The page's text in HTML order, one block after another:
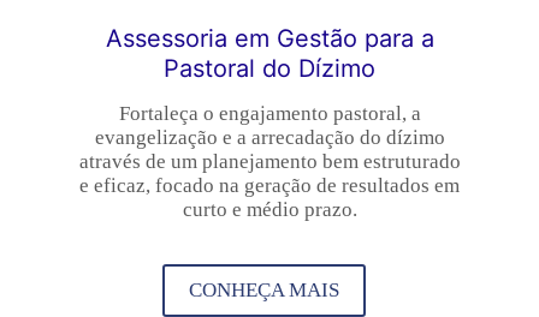
Assessoria em Gestão para a
Pastoral do Dízimo
Fortaleça o engajamento pastoral, a
evangelização e a arrecadação do dízimo
através de um planejamento bem estruturado
e eficaz, focado na geração de resultados em
curto e médio prazo.
CONHEÇA MAIS